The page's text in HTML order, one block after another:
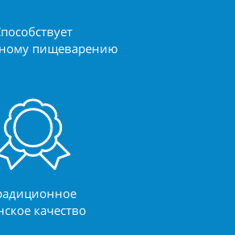
пищеварению
качество